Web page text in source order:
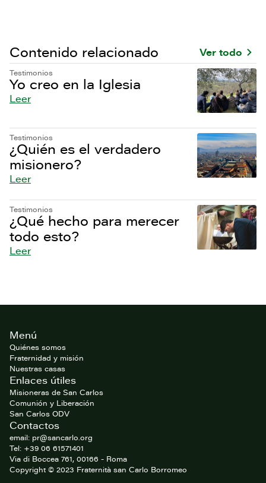
Contenido relacionado Ver todo
Testimonios
Yo creo en la Iglesia
Leer
Testimonios
¿Quién es el verdadero
misionero?
Leer
Testimonios
¿Qué hecho para merecer
todo esto?
Leer
Footer
website
Menú
Quiénes somos
Fraternidad y misión
Nuestras casas
Enlaces útiles
Misioneras de San Carlos
Comunión y Liberación
San Carlos ODV
Contactos
email: pr@sancarlo.org
Tel: +39 06 61571401
Via di Boccea 761, 00166 - Roma
Copyright © 2023 Fraternità san Carlo Borromeo